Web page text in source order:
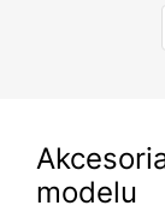
modelu